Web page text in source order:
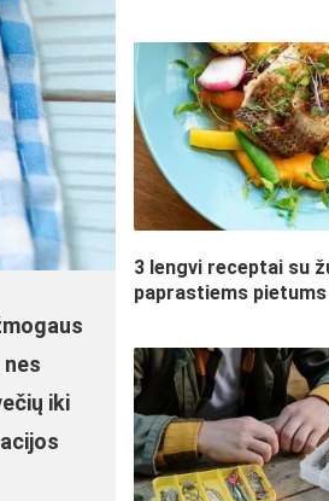
iki
3 lengvi receptai su
paprastiems